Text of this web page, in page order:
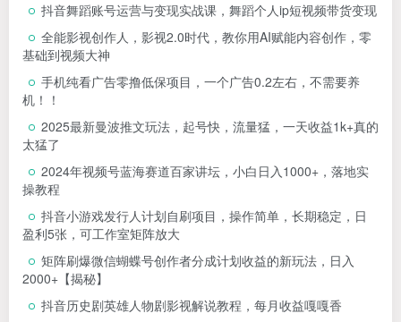
抖音舞蹈账号运营与变现实战课，舞蹈个人ip短视频带货变现
全能影视创作人，影视2.0时代，教你用AI赋能内容创作，​零
基础到视频大神
手机纯看广告零撸低保项目，一个广告0.2左右，不需要养
机！！
2025最新曼波推文玩法，起号快，流量猛，一天收益1k+真的
太猛了
2024年视频号蓝海赛道百家讲坛，小白日入1000+，落地实
操教程
抖音小游戏发行人计划自刷项目，操作简单，长期稳定，日
盈利5张，可工作室矩阵放大
矩阵刷爆微信蝴蝶号创作者分成计划收益的新玩法，日入
2000+【揭秘】
抖音历史剧英雄人物剧影视解说教程，每月收益嘎嘎香